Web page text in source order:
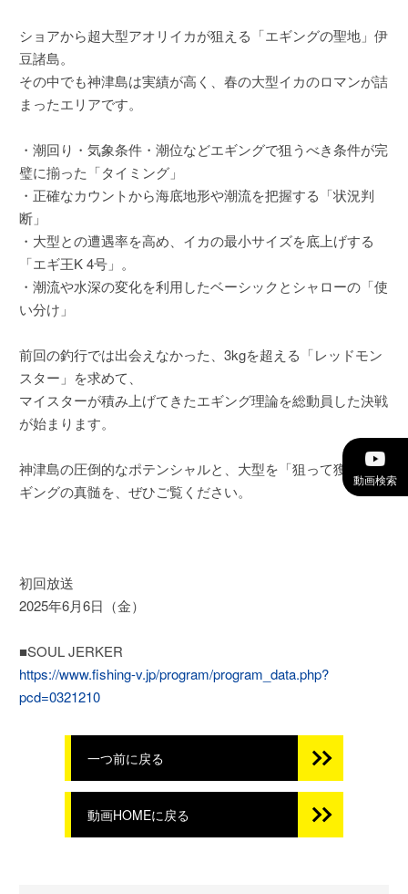
ショアから超大型アオリイカが狙える「エギングの聖地」伊
豆諸島。
その中でも神津島は実績が高く、春の大型イカのロマンが詰
まったエリアです。
・潮回り・気象条件・潮位などエギングで狙うべき条件が完
璧に揃った「タイミング」
・正確なカウントから海底地形や潮流を把握する「状況判
断」
・大型との遭遇率を高め、イカの最小サイズを底上げする
「エギ王K 4号」。
・潮流や水深の変化を利用したベーシックとシャローの「使
い分け」
前回の釣行では出会えなかった、3kgを超える「レッドモン
スター」を求めて、
マイスターが積み上げてきたエギング理論を総動員した決戦
が始まります。
神津島の圧倒的なポテンシャルと、大型を「狙って獲る」エ
ギングの真髄を、ぜひご覧ください。
初回放送
2025年6月6日（金）
■SOUL JERKER
https://www.fishing-v.jp/program/program_data.php?
pcd=0321210
一つ前に戻る
動画HOMEに戻る
動画検索